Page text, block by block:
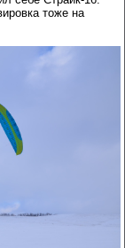
тоже на